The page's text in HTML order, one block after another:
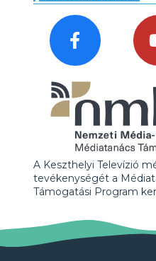
A Keszthelyi Televízió
tevékenységét a
Támogatási Program